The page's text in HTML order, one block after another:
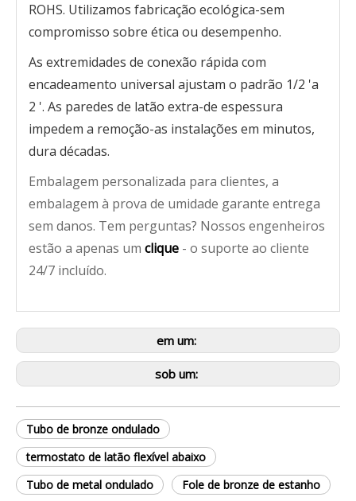
ROHS. Utilizamos fabricação ecológica-sem
compromisso sobre ética ou desempenho.
As extremidades de conexão rápida com
encadeamento universal ajustam o padrão 1/2 'a
2 '. As paredes de latão extra-de espessura
impedem a remoção-as instalações em minutos,
dura décadas.
Embalagem personalizada para clientes, a
embalagem à prova de umidade garante entrega
sem danos. Tem perguntas? Nossos engenheiros
estão a apenas um clique - o suporte ao cliente
24/7 incluído.
em um:
sob um:
Tubo de bronze ondulado
termostato de latão flexível abaixo
Tubo de metal ondulado
Fole de bronze de estanho